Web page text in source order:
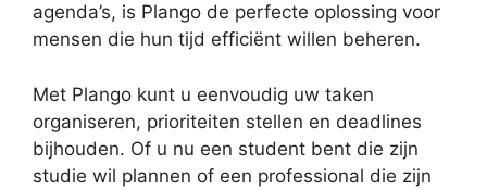
agenda’s, is Plango de perfecte oplossing voor
mensen die hun tijd efficiënt willen beheren.
Met Plango kunt u eenvoudig uw taken
organiseren, prioriteiten stellen en deadlines
bijhouden. Of u nu een student bent die zijn
studie wil plannen of een professional die zijn